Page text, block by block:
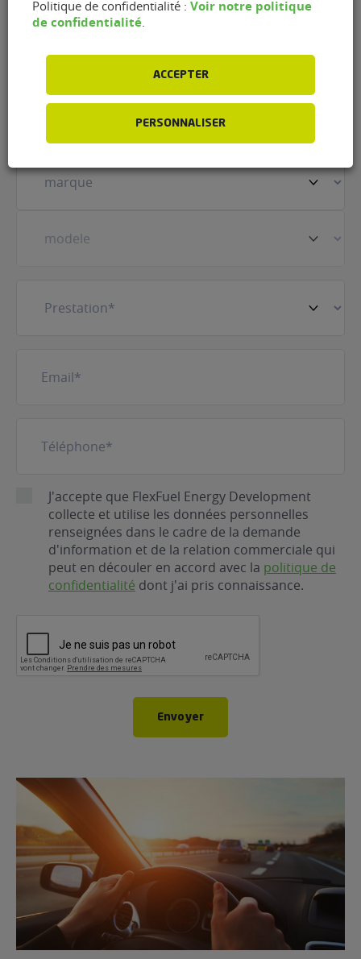
Nom(Nécessaire)
Prénom(Nécessaire)
véhicule(Nécessaire)
mail(Nécessaire)
RGPDJ'accepte que FlexFuel Energy Development
collecte et utilise les données personnelles
renseignées dans le cadre de la demande
d'information et de la relation commerciale qui
peut en découler en accord avec la politique de
confidentialité dont j'ai pris connaissance.
Envoyer
Politique de confidentialité : Voir notre politique
de confidentialité
ACCEPTER
PERSONNALISER